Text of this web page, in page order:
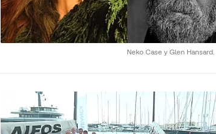
Neko Case y Glen Hansard.